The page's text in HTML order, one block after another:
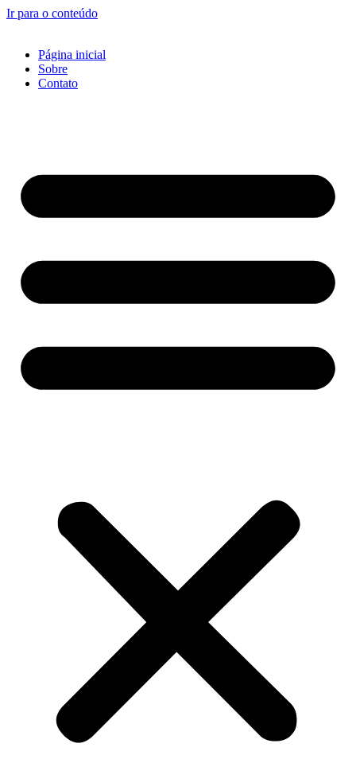
Ir para o conteúdo
Página inicial
Sobre
Contato